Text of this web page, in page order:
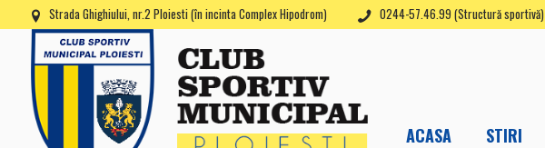
Strada Ghighiului, nr.2 Ploiesti (în incinta Complex Hipodrom) 0244-57.46.99 (Structură sportivă)
ACASA STIRI